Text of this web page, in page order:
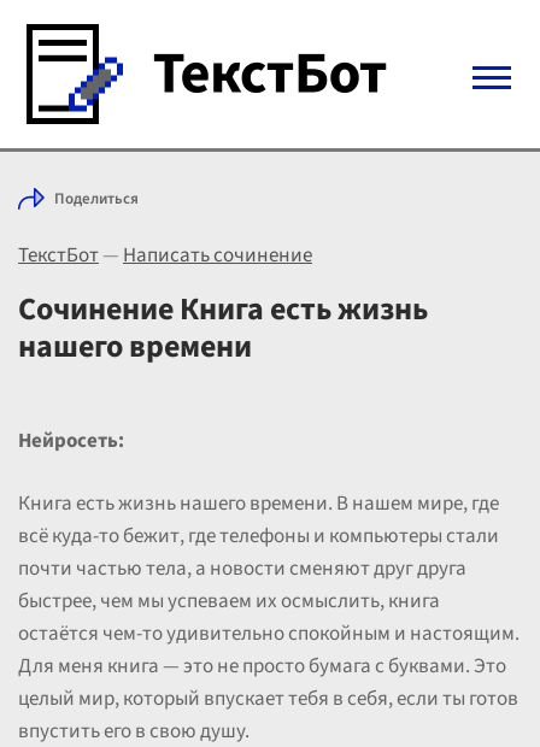
Войти с Telegram
Выбрать режим
Цены
Поделиться
ТекстБот—Написать сочинение
Сочинение Книга есть жизнь
нашего времени
Нейросеть:
Книга есть жизнь нашего времени. В нашем мире, где
всё куда-то бежит, где телефоны и компьютеры стали
почти частью тела, а новости сменяют друг друга
быстрее, чем мы успеваем их осмыслить, книга
остаётся чем-то удивительно спокойным и настоящим.
Для меня книга — это не просто бумага с буквами. Это
целый мир, который впускает тебя в себя, если ты готов
впустить его в свою душу.